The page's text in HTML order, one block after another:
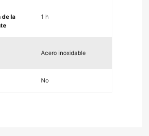
de la
1 h
Acero inoxidable
No